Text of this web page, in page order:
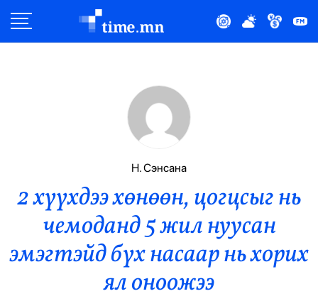
Эдийн Засаг
Нийтлэлчийн Булан
Эрүүл Мэнд
Орон Нутаг
Н. Сэнсана
2 хүүхдээ хөнөөн, цогцсыг нь
чемоданд 5 жил нуусан
эмэгтэйд бүх насаар нь хорих
ял оноожээ